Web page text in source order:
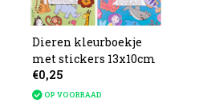
Dieren kleurboekje
met stickers 13x10cm
€0,25
OP VOORRAAD